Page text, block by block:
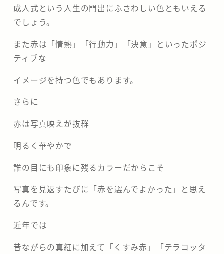
成人式という人生の門出にふさわしい色ともいえる
でしょう。
また赤は「情熱」「行動力」「決意」といったポジ
ティブな
イメージを持つ色でもあります。
さらに
赤は写真映えが抜群
明るく華やかで
誰の目にも印象に残るカラーだからこそ
写真を見返すたびに「赤を選んでよかった」と思え
るんです。
近年では
昔ながらの真紅に加えて「くすみ赤」「テラコッタ